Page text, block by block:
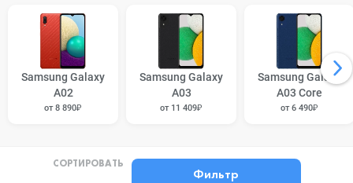
Samsung Galaxy
A02
от 8 890₽
Samsung Galaxy
A03
от 11 409₽
Samsung Galaxy
A03 Core
от 6 490₽
СОРТИРОВАТЬ
Фильтр